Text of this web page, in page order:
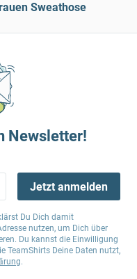
Sweathose
Newsletter!
Jetzt anmelden
Du Dich damit
nutzen, um Dich über
Du kannst die Einwilligung
TeamShirts Deine Daten nutzt,
.